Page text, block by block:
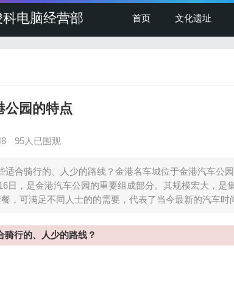
电脑经营部 首页 文化遗址
公园的特点
95人已围观
适合骑行的、人少的路线？金港名车城位于金港汽车公
日，是金港汽车公园的重要组成部分。其规模宏大，
，可满足不同人士的的需要，代表了当今最新的汽车时
骑行的、人少的路线？